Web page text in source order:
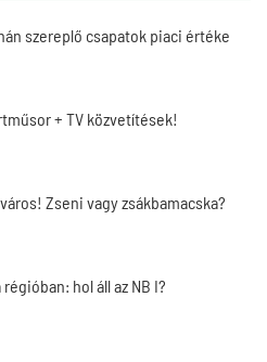
szereplő csapatok piaci értéke
+ TV közvetítések!
Zseni vagy zsákbamacska?
hol áll az NB I?